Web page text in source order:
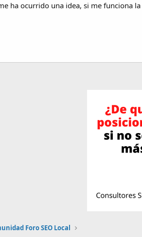
ha ocurrido una idea, si me funciona
Foro SEO Local